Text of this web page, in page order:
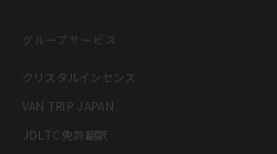
クリスタルインセンス
VAN TRIP JAPAN
JDLTC 免許翻訳